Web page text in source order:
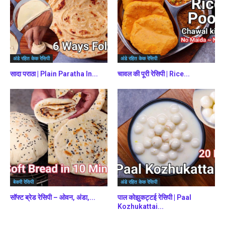
अंडे रहित केक रेसिपी
सादा पराठा | Plain Paratha In...
अंडे रहित केक रेसिपी
चावल की पूरी रेसिपी | Rice...
बेकरी रेसिपी
सॉफ्ट ब्रेड रेसिपी – ओवन, अंडा,...
अंडे रहित केक रेसिपी
पाल कोझुकट्टई रेसिपी | Paal
Kozhukattai...